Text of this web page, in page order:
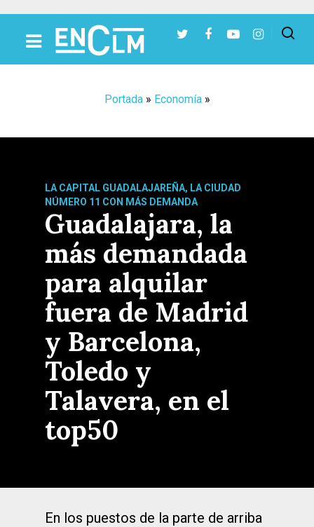
Portada» Economía»
LA CAPITAL GUADALAJAREÑA, LA CIUDAD
NÚMERO 11 CON MÁS DEMANDA
Guadalajara, la
más demandada
para alquilar
fuera de Madrid
y Barcelona,
Toledo y
Talavera, en el
top50
En los puestos de la parte de arriba